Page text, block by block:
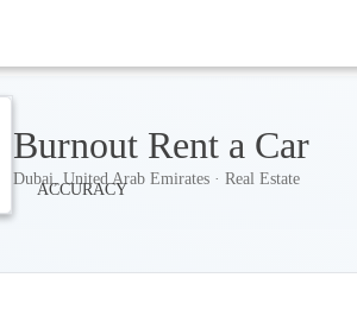
Burnout Rent a Car
Dubai, United Arab Emirates · Real Estate